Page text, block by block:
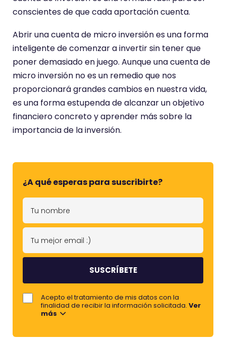
conscientes de que cada aportación cuenta.
Abrir una cuenta de micro inversión es una forma
inteligente de comenzar a invertir sin tener que
poner demasiado en juego. Aunque una cuenta de
micro inversión no es un remedio que nos
proporcionará grandes cambios en nuestra vida,
es una forma estupenda de alcanzar un objetivo
financiero concreto y aprender más sobre la
importancia de la inversión.
¿A qué esperas para suscribirte?
T
n
m
r
e
T
m
o
Acepto el tratamiento de mis datos con la
finalidad de recibir la información solicitada. Ver
más